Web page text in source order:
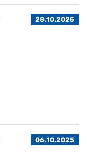
28.10.2025
06.10.2025